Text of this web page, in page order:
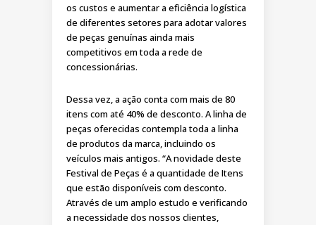
os custos e aumentar a eficiência logística
de diferentes setores para adotar valores
de peças genuínas ainda mais
competitivos em toda a rede de
concessionárias.
Dessa vez, a ação conta com mais de 80
itens com até 40% de desconto. A linha de
peças oferecidas contempla toda a linha
de produtos da marca, incluindo os
veículos mais antigos. “A novidade deste
Festival de Peças é a quantidade de Itens
que estão disponíveis com desconto.
Através de um amplo estudo e verificando
a necessidade dos nossos clientes,